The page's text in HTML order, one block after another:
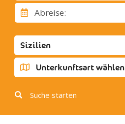
Comitini
Eraclea Minoa
Favara
Grotte
Joppolo Giancaxio
Lampedusa
Licata
Lucca Sicula
Abreise:
Sizilien
Unterkunftsart wählen
Suche starten